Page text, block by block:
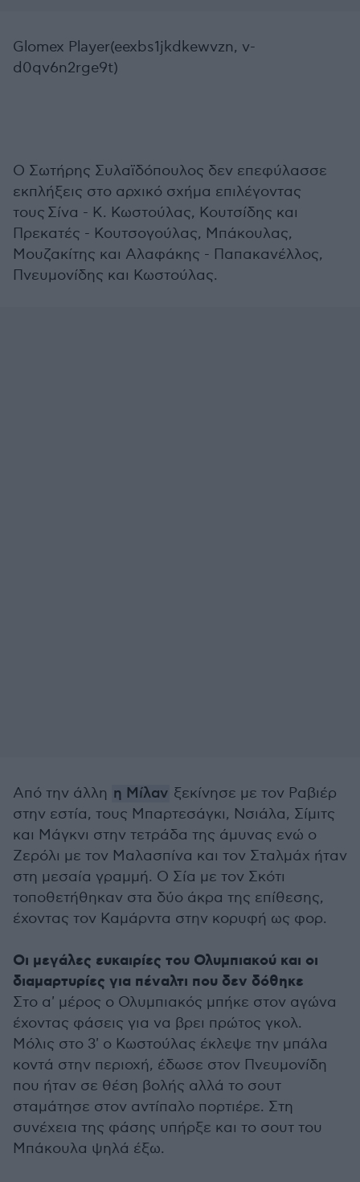
Glomex Player(eexbs1jkdkewvzn, v-
d0qv6n2rge9t)
Ο Σωτήρης Συλαϊδόπουλος δεν επεφύλασσε
εκπλήξεις στο αρχικό σχήμα επιλέγοντας
τους Σίνα - Κ. Κωστούλας, Κουτσίδης και
Πρεκατές - Κουτσογούλας, Μπάκουλας,
Μουζακίτης και Αλαφάκης - Παπακανέλλος,
Πνευμονίδης και Κωστούλας.
Από την άλλη η Μίλαν ξεκίνησε με τον Ραβιέρ
στην εστία, τους Μπαρτεσάγκι, Νσιάλα, Σίμιτς
και Μάγκνι στην τετράδα της άμυνας ενώ ο
Ζερόλι με τον Μαλασπίνα και τον Σταλμάχ ήταν
στη μεσαία γραμμή. Ο Σία με τον Σκότι
τοποθετήθηκαν στα δύο άκρα της επίθεσης,
έχοντας τον Καμάρντα στην κορυφή ως φορ.
Οι μεγάλες ευκαιρίες του Ολυμπιακού και οι
διαμαρτυρίες για πέναλτι που δεν δόθηκε
Στο α' μέρος ο Ολυμπιακός μπήκε στον αγώνα
έχοντας φάσεις για να βρει πρώτος γκολ.
Μόλις στο 3' ο Κωστούλας έκλεψε την μπάλα
κοντά στην περιοχή, έδωσε στον Πνευμονίδη
που ήταν σε θέση βολής αλλά το σουτ
σταμάτησε στον αντίπαλο πορτιέρε. Στη
συνέχεια της φάσης υπήρξε και το σουτ του
Μπάκουλα ψηλά έξω.